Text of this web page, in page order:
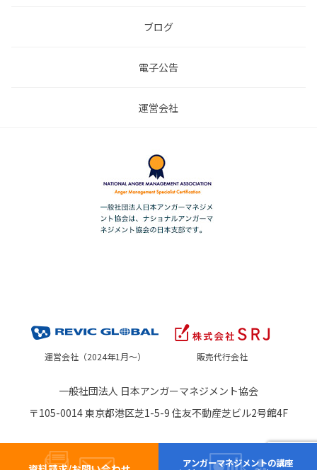
ブログ
電子公告
運営会社
運営会社（2024年1月～） 販売代行会社
一般社団法人 日本アンガーマネジメント協会
〒105-0014 東京都港区芝1-5-9 住友不動産芝ビル2号館4F
アンガーマネジメントの講座